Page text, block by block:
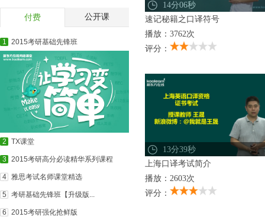
短视频
付费 公开课
1 2015考研基础先锋班
2 TX课堂
3 2015考研高分必读精华系列课程
4 雅思考试名师课堂精选
5 考研基础先锋班【升级版...
6 2015考研强化抢鲜版
14分06秒
速记秘籍之口译符号
播放：3762次
评分：
13分39秒
上海口译考试简介
播放：2603次
评分：